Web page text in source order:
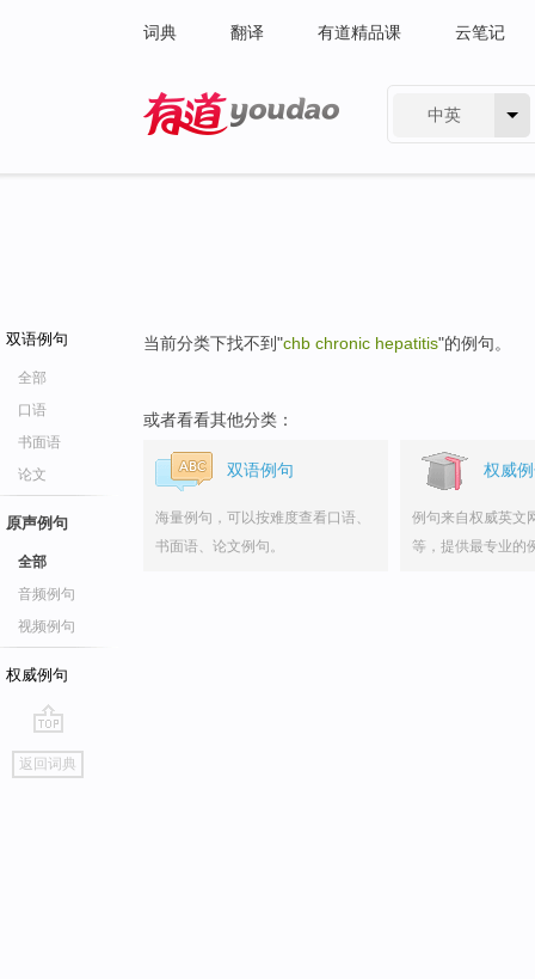
词典 翻译 有道精品课 云笔记
中英
双语例句
全部
口语
书面语
论文
原声例句
全部
音频例句
视频例句
权威例句
go
top
返回词典
当前分类下找不到"chb chronic hepatitis"的例句。
或者看看其他分类：
双语例句
海量例句，可以按难度查看口语、
书面语、论文例句。
权威
例句来自权威英文
等，提供最专业的